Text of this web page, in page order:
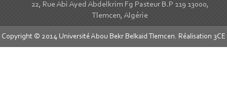
22, Rue Abi Ayed Abdelkrim Fg Pasteur B.P 119 13000,
Tlemcen, Algérie
Copyright © 2014 Université Abou Bekr Belkaid Tlemcen. Réalisation 3CE